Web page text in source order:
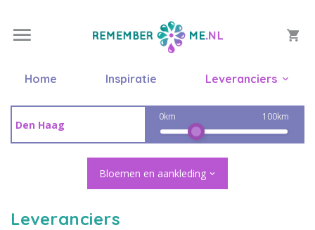
Home Inspiratie Leveranciers
0km 100km
Bloemen en aankleding
Leveranciers